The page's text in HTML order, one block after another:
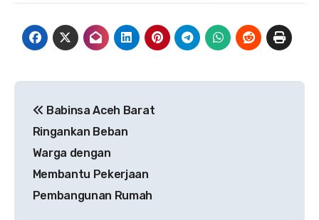
pos
Babinsa Aceh Barat
Ringankan Beban
Warga dengan
Membantu Pekerjaan
Pembangunan Rumah